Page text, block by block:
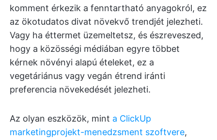
komment érkezik a fenntartható anyagokról, ez
az ökotudatos divat növekvő trendjét jelezheti.
Vagy ha éttermet üzemeltetsz, és észreveszed,
hogy a közösségi médiában egyre többet
kérnek növényi alapú ételeket, ez a
vegetáriánus vagy vegán étrend iránti
preferencia növekedését jelezheti.
Az olyan eszközök, mint a ClickUp
marketingprojekt-menedzsment szoftvere,